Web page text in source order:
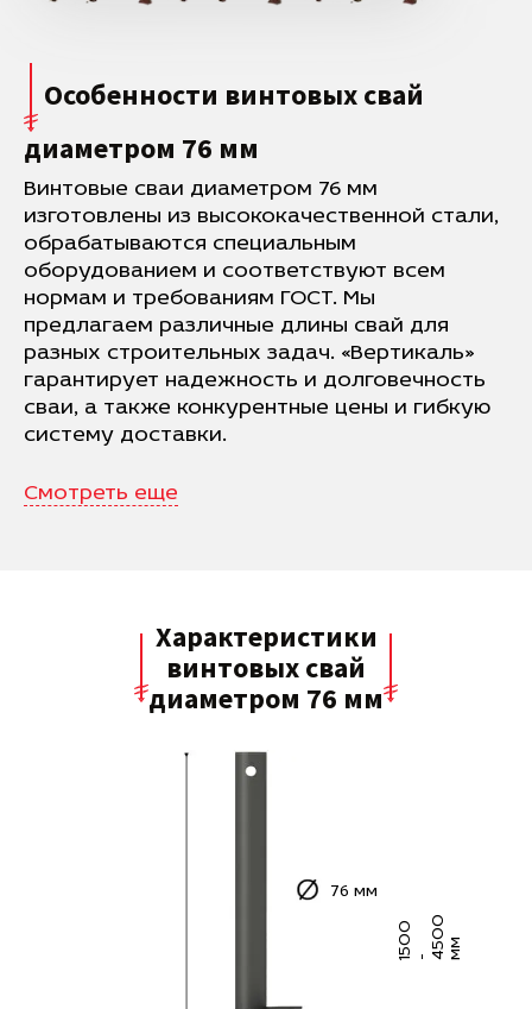
Особенности винтовых свай
диаметром 76 мм
Винтовые сваи диаметром 76 мм
изготовлены из высококачественной стали,
обрабатываются специальным
оборудованием и соответствуют всем
нормам и требованиям ГОСТ. Мы
предлагаем различные длины свай для
разных строительных задач. «Вертикаль»
гарантирует надежность и долговечность
сваи, а также конкурентные цены и гибкую
систему доставки.
Смотреть еще
Характеристики
винтовых свай
диаметром 76 мм
1
5
0
0 -
4
5
0 0
м м
76 мм